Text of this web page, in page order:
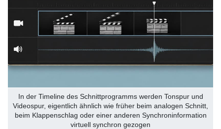
In der Timeline des Schnittprogramms werden Tonspur und
Videospur, eigentlich ähnlich wie früher beim analogen Schnitt,
beim Klappenschlag oder einer anderen Synchroninformation
virtuell synchron gezogen